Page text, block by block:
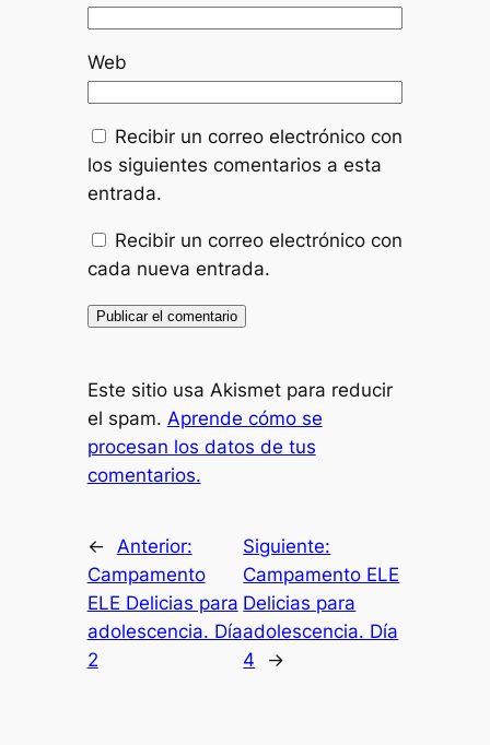
Web
Recibir un correo electrónico con
los siguientes comentarios a esta
entrada.
Recibir un correo electrónico con
cada nueva entrada.
Este sitio usa Akismet para reducir
el spam. Aprende cómo se
procesan los datos de tus
comentarios.
← Anterior:
Campamento
ELE Delicias para
adolescencia. Día
2
Siguiente:
Campamento ELE
Delicias para
adolescencia. Día
4
→